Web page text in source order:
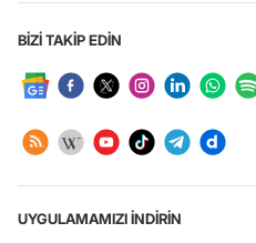
BİZİ TAKİP EDİN
UYGULAMAMIZI İNDİRİN